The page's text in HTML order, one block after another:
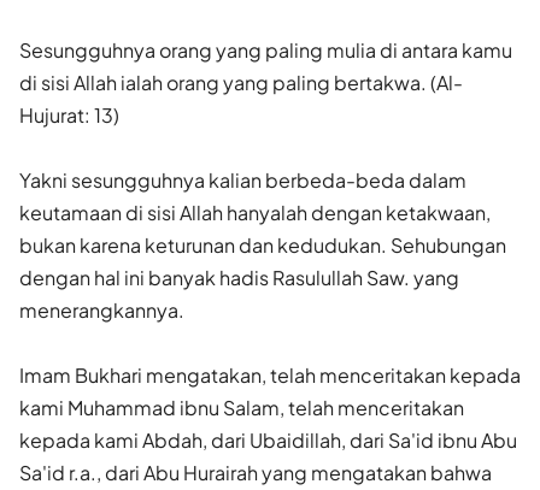
Sesungguhnya orang yang paling mulia di antara kamu
di sisi Allah ialah orang yang paling bertakwa. (Al-
Hujurat: 13)
Yakni sesungguhnya kalian berbeda-beda dalam
keutamaan di sisi Allah hanyalah dengan ketakwaan,
bukan karena keturunan dan kedudukan. Sehubungan
dengan hal ini banyak hadis Rasulullah Saw. yang
menerangkannya.
Imam Bukhari mengatakan, telah menceritakan kepada
kami Muhammad ibnu Salam, telah menceritakan
kepada kami Abdah, dari Ubaidillah, dari Sa'id ibnu Abu
Sa'id r.a., dari Abu Hurairah yang mengatakan bahwa